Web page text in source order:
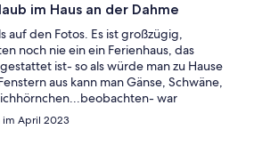
im Haus an der Dahme
auf den Fotos. Es ist großzügig,
noch nie ein ein Ferienhaus, das
ist- so als würde man zu Hause
aus kann man Gänse, Schwäne,
war
Wir hatten eine wunderschöne Zeit und
empfehlen!.
im April 2023